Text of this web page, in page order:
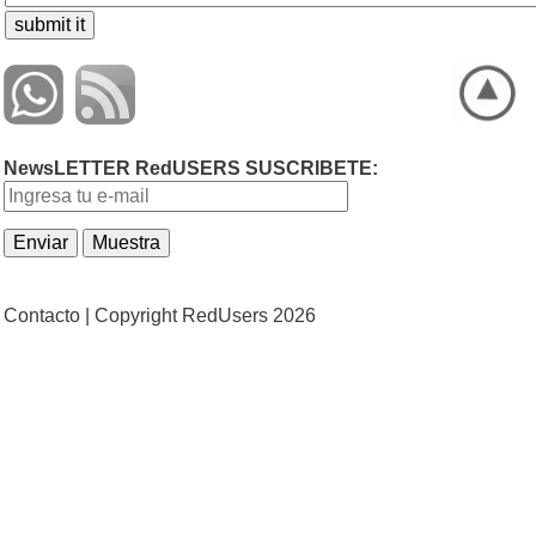
NewsLETTER RedUSERS SUSCRIBETE:
Contacto | Copyright RedUsers 2026